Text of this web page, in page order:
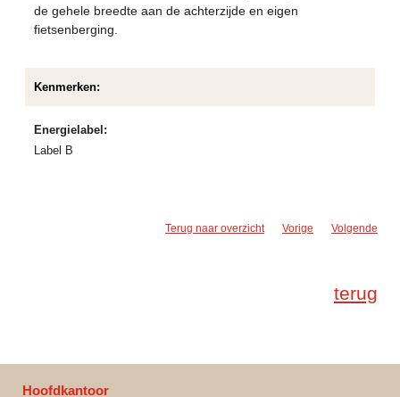
de gehele breedte aan de achterzijde en eigen
fietsenberging.
Kenmerken:
Energielabel:
Label B
Terug naar overzicht Vorige Volgende
terug
Hoofdkantoor